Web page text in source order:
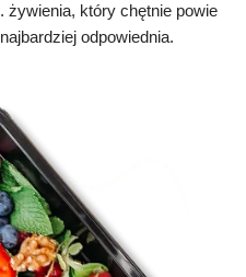
żywienia, który chętnie powie
odpowiednia.